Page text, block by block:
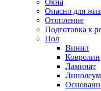
Окна
Опасно для
Отопление
Подготовка к
Пол
Винил
Ковролин
Ламинат
Линолеум